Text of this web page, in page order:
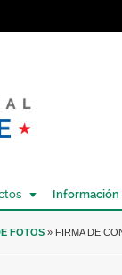
Información
FOTOS » FIRMA DE